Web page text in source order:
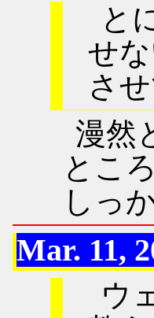
と
せ
さ
漫然
とこ
しっ
Mar. 11,
ウ